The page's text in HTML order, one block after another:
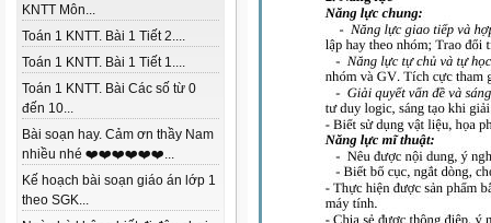
KNTT Môn...
Toán 1 KNTT. Bài 1 Tiết 2....
Toán 1 KNTT. Bài 1 Tiết 1....
Toán 1 KNTT. Bài Các số từ 0
đến 10...
Bài soạn hay. Cảm ơn thầy Nam
nhiều nhé ❤️❤️❤️❤️❤️❤️...
Kế hoạch bài soạn giáo án lớp 1
theo SGK...